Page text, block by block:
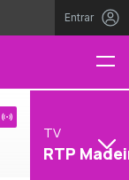
Entrar
TV
RTP